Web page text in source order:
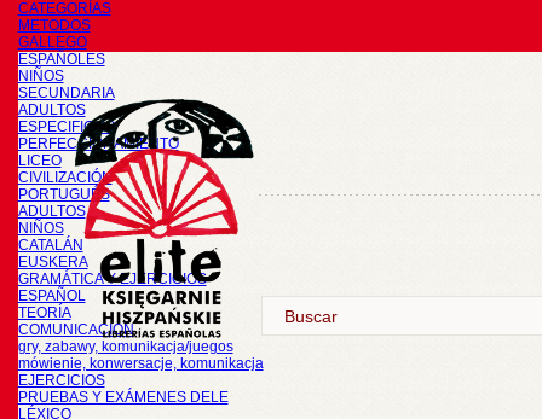
CATEGORÍAS
METODOS
GALLEGO
ESPAÑOLES
NIÑOS
SECUNDARIA
ADULTOS
ESPECIFICOS
PERFECCIONAMIENTO
LICEO
CIVILIZACIÓN
PORTUGUÉS
ADULTOS
NIÑOS
CATALÁN
EUSKERA
GRAMÁTICA Y EJERCICIOS
ESPAÑOL
TEORÍA
COMUNICACIÓN
gry, zabawy, komunikacja/juegos
mówienie, konwersacje, komunikacja
EJERCICIOS
PRUEBAS Y EXÁMENES DELE
LÉXICO